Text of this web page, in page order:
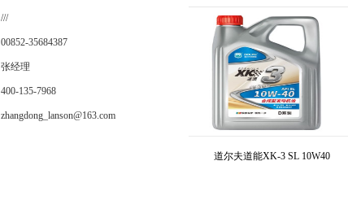
///
00852-35684387
张经理
400-135-7968
zhangdong_lanson@163.com
道尔夫道能XK-3 SL 10W40